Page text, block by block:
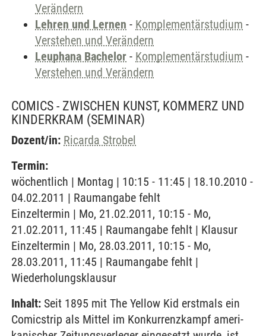
Verändern
Lehren und Lernen - Komplementärstudium -
Verstehen und Verändern
Leuphana Bachelor - Komplementärstudium -
Verstehen und Verändern
COMICS - ZWISCHEN KUNST, KOMMERZ UND
KINDERKRAM (SEMINAR)
Dozent/in: Ricarda Strobel
Termin:
wöchentlich | Montag | 10:15 - 11:45 | 18.10.2010 -
04.02.2011 | Raumangabe fehlt
Einzeltermin | Mo, 21.02.2011, 10:15 - Mo,
21.02.2011, 11:45 | Raumangabe fehlt | Klausur
Einzeltermin | Mo, 28.03.2011, 10:15 - Mo,
28.03.2011, 11:45 | Raumangabe fehlt |
Wiederholungsklausur
Inhalt: Seit 1895 mit The Yellow Kid erstmals ein
Comicstrip als Mittel im Konkurrenzkampf ameri-